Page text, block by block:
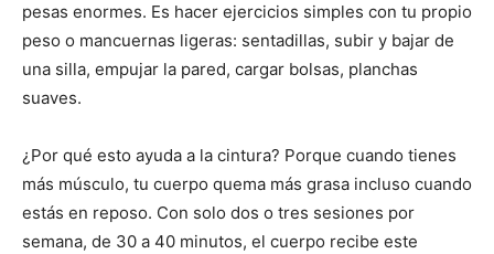
pesas enormes. Es hacer ejercicios simples con tu propio
peso o mancuernas ligeras: sentadillas, subir y bajar de
una silla, empujar la pared, cargar bolsas, planchas
suaves.
¿Por qué esto ayuda a la cintura? Porque cuando tienes
más músculo, tu cuerpo quema más grasa incluso cuando
estás en reposo. Con solo dos o tres sesiones por
semana, de 30 a 40 minutos, el cuerpo recibe este